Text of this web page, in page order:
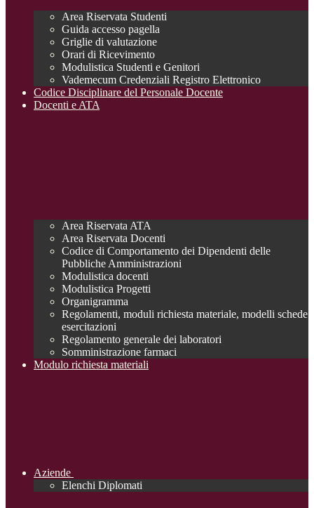
Area Riservata Studenti
Guida accesso pagella
Griglie di valutazione
Orari di Ricevimento
Modulistica Studenti e Genitori
Vademecum Credenziali Registro Elettronico
Codice Disciplinare del Personale Docente
Docenti e ATA
Area Riservata ATA
Area Riservata Docenti
Codice di Comportamento dei Dipendenti delle
Pubbliche Amministrazioni
Modulistica docenti
Modulistica Progetti
Organigramma
Regolamenti, moduli richiesta materiale, modelli schede
esercitazioni
Regolamento generale dei laboratori
Somministrazione farmaci
Modulo richiesta materiali
Aziende
Elenchi Diplomati